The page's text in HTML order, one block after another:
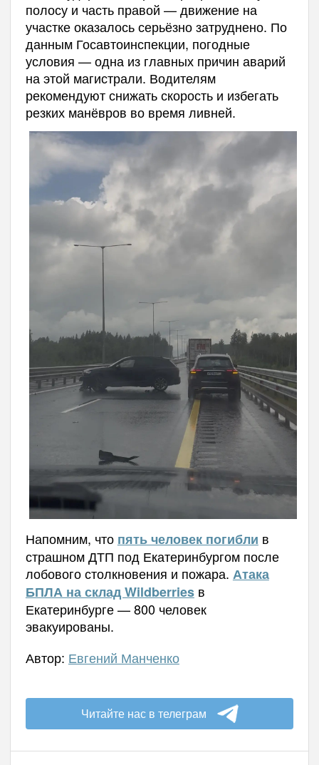
полосу и часть правой — движение на
участке оказалось серьёзно затруднено. По
данным Госавтоинспекции, погодные
условия — одна из главных причин аварий
на этой магистрали. Водителям
рекомендуют снижать скорость и избегать
резких манёвров во время ливней.
Напомним, что пять человек погибли в
страшном ДТП под Екатеринбургом после
лобового столкновения и пожара. Атака
БПЛА на склад Wildberriesв
Екатеринбурге — 800 человек
эвакуированы.
Автор: Евгений Манченко
Читайте нас в телеграм